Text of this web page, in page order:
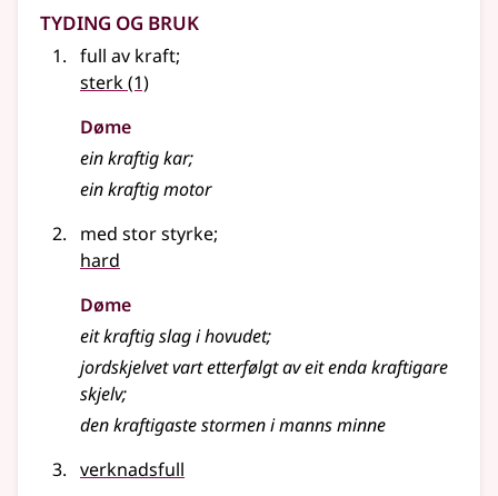
Tyding og bruk
full av kraft;
sterk(1)
Døme
ein kraftig kar;
ein kraftig motor
med stor styrke;
hard
Døme
eit kraftig slag i hovudet;
jordskjelvet vart etterfølgt av eit enda kraftigare
skjelv;
den kraftigaste stormen i manns minne
verknadsfull